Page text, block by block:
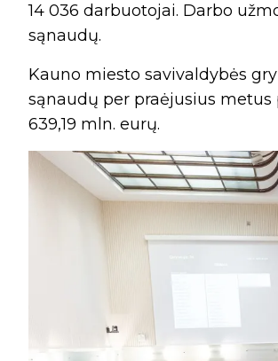
14 036 darbuotojai. Darbo
sąnaudų.
Kauno miesto savivaldybės
sąnaudų per praėjusius
639,19 mln. eurų.